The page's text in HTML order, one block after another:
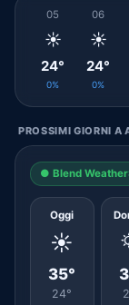
05
☀️
24°
0%
06
☀️
24°
0%
PROSSIMI GIORNI A
● Blend
Oggi
☀️
35°
24°